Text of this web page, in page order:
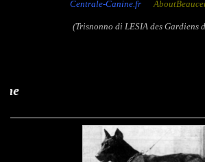
Centrale-Canine.fr
(Trisnonno di LESIA des Gardiens